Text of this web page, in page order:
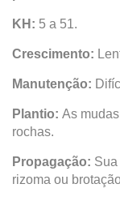
KH: 5 a 51.
Crescimento:
Manutenção:
Plantio: As
rochas.
Propagação:
rizoma ou